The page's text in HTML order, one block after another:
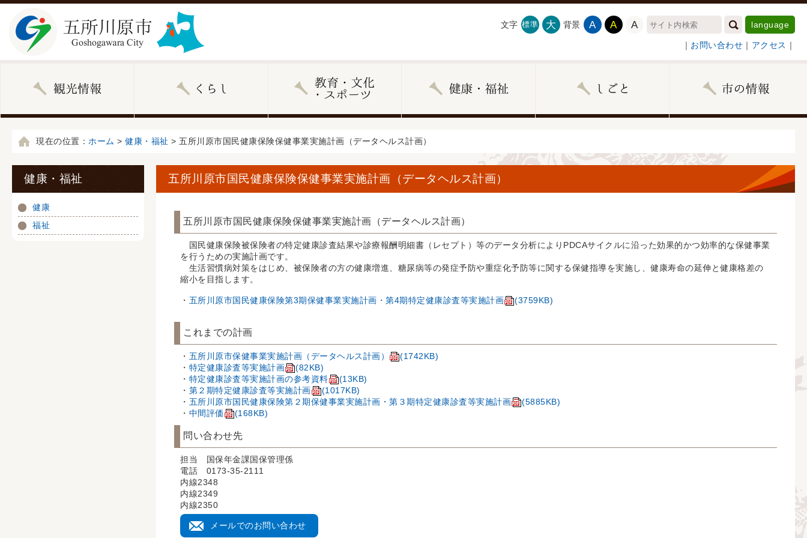
文字 標準 大 背景 A A A language
｜ お問い合わせ ｜ アクセス ｜
現在の位置： ホーム > 健康・福祉 > 五所川原市国民健康保険保健事業実施計画（データヘルス計画）
五所川原市国民健康保険保健事業実施計画（データヘルス計画）
五所川原市国民健康保険保健事業実施計画（データヘルス計画）
国民健康保険被保険者の特定健康診査結果や診療報酬明細書（レセプト）等のデータ分析によりPDCAサイクルに沿った効果的かつ効率的な保健事業
を行うための実施計画です。
生活習慣病対策をはじめ、被保険者の方の健康増進、糖尿病等の発症予防や重症化予防等に関する保健指導を実施し、健康寿命の延伸と健康格差の
縮小を目指します。
・ 五所川原市国民健康保険第3期保健事業実施計画・第4期特定健康診査等実施計画 (3759KB)
これまでの計画
・ 五所川原市保健事業実施計画（データヘルス計画）
(1742KB)
・ 特定健康診査等実施計画
(82KB)
・ 特定健康診査等実施計画の参考資料
(13KB)
・ 第２期特定健康診査等実施計画
(1017KB)
・ 五所川原市国民健康保険第２期保健事業実施計画・第３期特定健康診査等実施計画
(5885KB)
・ 中間評価 (168KB)
問い合わせ先
担当 国保年金課国保管理係
電話 0173-35-2111
内線2348
内線2349
内線2350
メールでのお問い合わせ
健康・福祉
健康
福祉